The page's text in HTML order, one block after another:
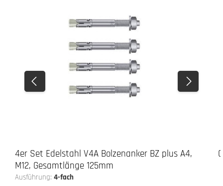
4er Set Edelstahl V4A Bolzenanker BZ plus A4,
M12, Gesamtlänge 125mm
Ausführung:4-fach